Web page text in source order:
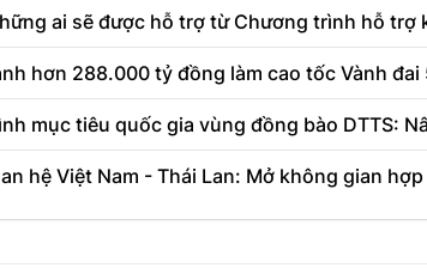
ai sẽ được hỗ trợ từ Chương trình hỗ trợ
hơn 288.000 tỷ đồng làm cao tốc Vành đai
mục tiêu quốc gia vùng đồng bào DTTS:
hệ Việt Nam - Thái Lan: Mở không gian